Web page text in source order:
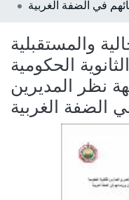
والمستقبلية
الحكومية
نظر المديرين
الضفة الغربية